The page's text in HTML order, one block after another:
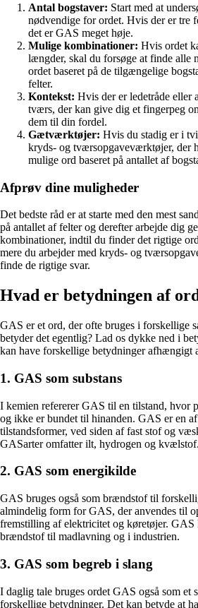
Antal bogstaver: Start med at
nødvendige for ordet. Hvis der er tre
det er GAS meget høje.
Mulige kombinationer: Hvis ordet
længder, skal du forsøge at finde alle
ordet baseret på de tilgængelige
felter.
Kontekst: Hvis der er ledetråde eller
tværs, der kan give dig et fingerpeg
dem til din fordel.
Gætværktøjer: Hvis du stadig er i
kryds- og tværsopgaveværktøjer, der
mulige ord baseret på antallet af
Afprøv dine muligheder
Det bedste råd er at starte med den mest
på antallet af felter og derefter arbejde dig
kombinationer, indtil du finder det rigtige
mere du arbejder med kryds- og
finde de rigtige svar.
Hvad er betydningen af
GAS er et ord, der ofte bruges i forskellige
betyder det egentlig? Lad os dykke ned i
kan have forskellige betydninger afhængigt
1. GAS som substans
I kemien refererer GAS til en tilstand, hvor
og ikke er bundet til hinanden. GAS er en
tilstandsformer, ved siden af fast stof og
GASarter omfatter ilt, hydrogen og kvælstof.
2. GAS som energikilde
GAS bruges også som brændstof til
almindelig form for GAS, der anvendes til
fremstilling af elektricitet og køretøjer. GAS
brændstof til madlavning og i industrien.
3. GAS som begreb i slang
I daglig tale bruges ordet GAS også som et
forskellige betydninger. Det kan betyde at